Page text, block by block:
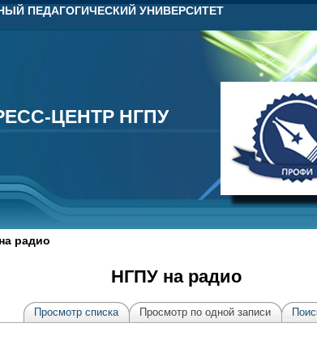
ПЕДАГОГИЧЕСКИЙ УНИВЕРСИТЕТ
ЦЕНТР НГПУ
ЦЕНТР НГПУ
радио
НГПУ на радио
Просмотр списка Просмотр по одной записи